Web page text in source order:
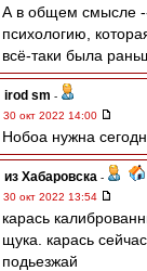
А в общем смысле
психологию,
всё-таки была
irod sm -
30 окт 2022 14:00
Нобоа нужна
из Хабаровска -
30 окт 2022 13:54
карась
щука. карась
подьезжай